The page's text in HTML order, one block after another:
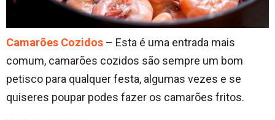
Camarões Cozidos – Esta é uma entrada mais
comum, camarões cozidos são sempre um bom
petisco para qualquer festa, algumas vezes e se
quiseres poupar podes fazer os camarões fritos.